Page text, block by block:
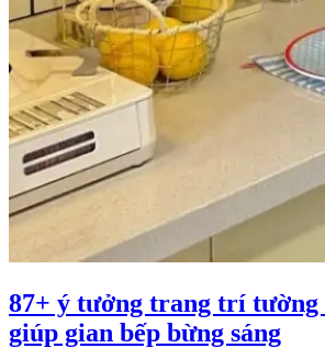
87+ ý tưởng trang trí tường
giúp gian bếp bừng sáng